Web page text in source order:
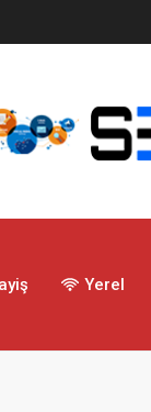
Yerel